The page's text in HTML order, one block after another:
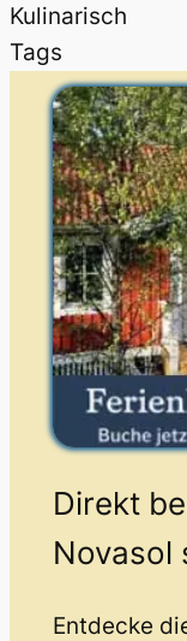
Kulinarisch
Tags
Direkt
Novasol
Entdecke